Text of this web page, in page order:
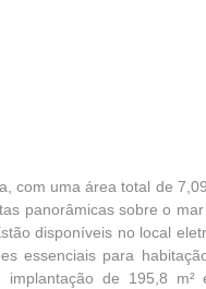
com uma área total de
panorâmicas sobre o
disponíveis no local
essenciais para
de 195,8